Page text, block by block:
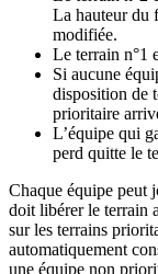
La hauteur du
modifiée.
Le terrain n°1
Si aucune
disposition de
prioritaire
L’équipe qui
perd quitte le
Chaque équipe peut
doit libérer le terrain
sur les terrains
automatiquement
une équipe non